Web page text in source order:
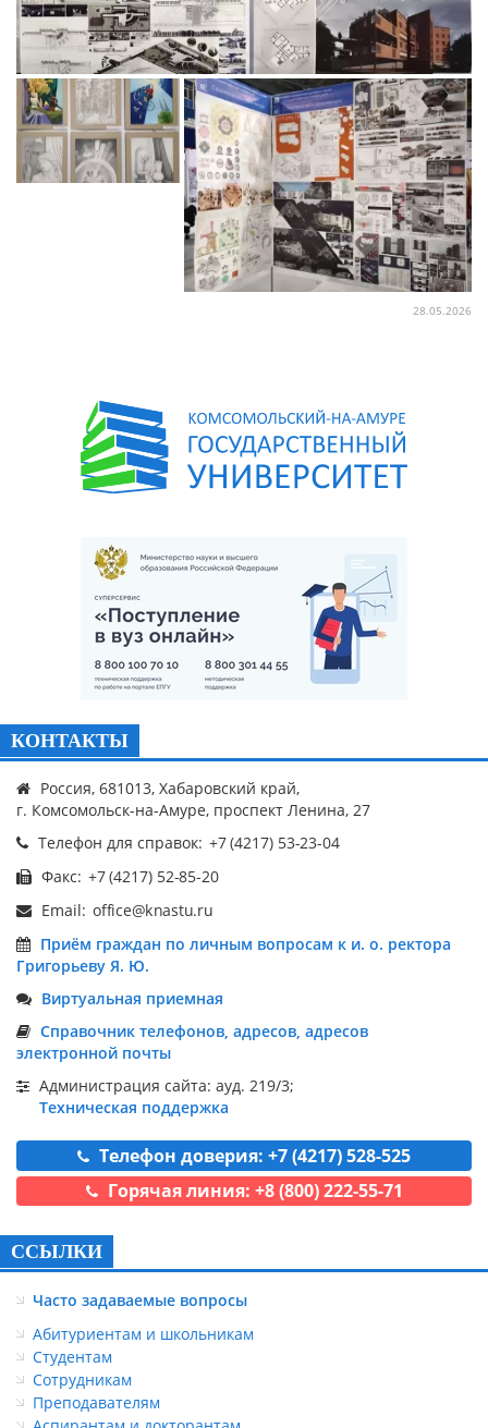
28.05.2026
КОНТАКТЫ
Россия, 681013, Хабаровский край,
г. Комсомольск-на-Амуре, проспект Ленина, 27
Телефон для справок:
Факс:
Email:
Приём граждан по личным вопросам к и. о. ректора
Григорьеву Я. Ю.
Виртуальная приемная
Справочник телефонов, адресов, адресов
электронной почты
Администрация сайта: ауд. 219/3;
Техническая поддержка
Телефон доверия: +7 (4217) 528-525
Горячая линия: +8 (800) 222-55-71
ССЫЛКИ
Часто задаваемые вопросы
Абитуриентам и школьникам
Студентам
Сотрудникам
Преподавателям